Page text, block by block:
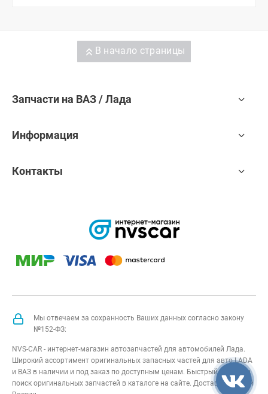
В начало страницы
Запчасти на ВАЗ / Лада
Информация
Контакты
Мы отвечаем за сохранность Ваших данных согласно закону
№152-ФЗ:
NVS-CAR - интернет-магазин автозапчастей для автомобилей Лада.
Широкий ассортимент оригинальных запасных частей для авто LADA
и ВАЗ в наличии и под заказ по доступным ценам. Быстрый подбор и
поиск оригинальных запчастей в каталоге на сайте. Доставка по всей